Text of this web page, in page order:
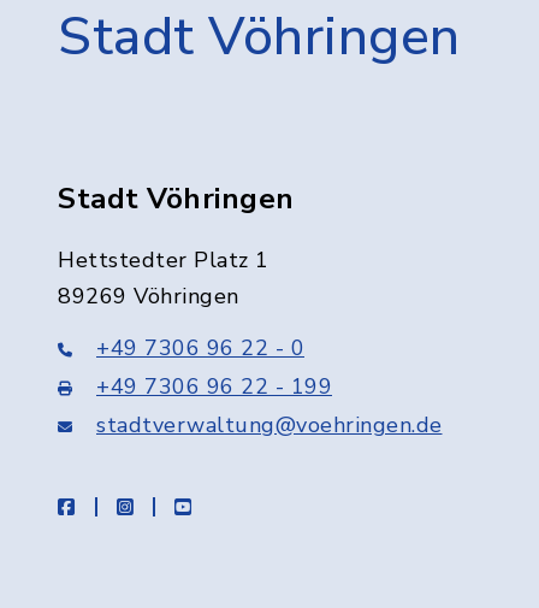
Stadt Vöhringen
Stadt Vöhringen
Hettstedter Platz 1
89269 Vöhringen
+49 7306 96 22 - 0
+49 7306 96 22 - 199
stadtverwaltung@voehringen.de
facebookinstagramyoutube